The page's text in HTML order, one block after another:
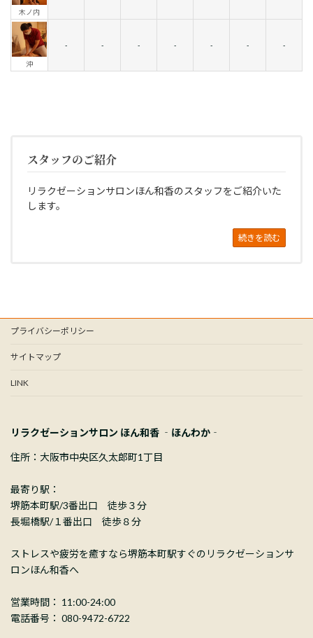
木ノ内
沖
- - - - - - -
スタッフのご紹介
リラクゼーションサロンほん和香のスタッフをご紹介いた
します。
続きを読む
プライバシーポリシー
サイトマップ
LINK
リラクゼーションサロン ほん和香 ‐ほんわか‐
住所：大阪市中央区久太郎町1丁目
最寄り駅：
堺筋本町駅/3番出口 徒歩３分
長堀橋駅/１番出口 徒歩８分
ストレスや疲労を癒すなら堺筋本町駅すぐのリラクゼーションサ
ロンほん和香へ
営業時間： 11:00-24:00
電話番号： 080-9472-6722